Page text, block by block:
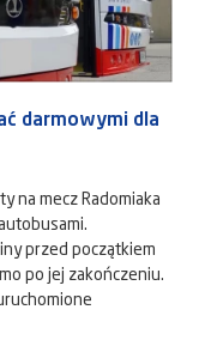
darmowymi dla
na mecz Radomiaka
przed początkiem
po jej zakończeniu.